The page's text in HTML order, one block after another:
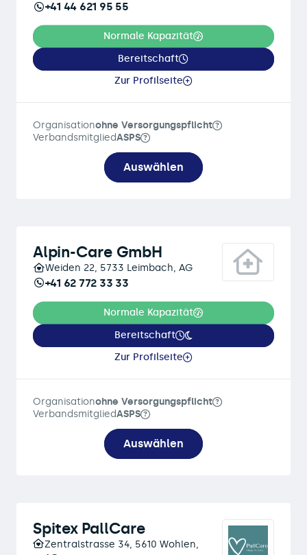
+41 44 621 95 55
Normale Kapazität
Bereitschaft
Zur Profilseite
Organisationohne Versorgungspflicht
VerbandsmitgliedASPS
Auswählen
Alpin-Care GmbH
Weiden 22, 5733 Leimbach, AG
+41 62 772 33 33
Normale Kapazität
Bereitschaft
Zur Profilseite
Organisationohne Versorgungspflicht
VerbandsmitgliedASPS
Auswählen
Spitex PallCare
Zentralstrasse 34, 5610 Wohlen,